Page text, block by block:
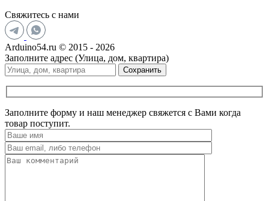
Свяжитесь с нами
Arduino54.ru © 2015 - 2026
Заполните адрес (Улица, дом, квартира)
Сохранить
Заполните форму и наш менеджер свяжется с Вами когда
товар поступит.